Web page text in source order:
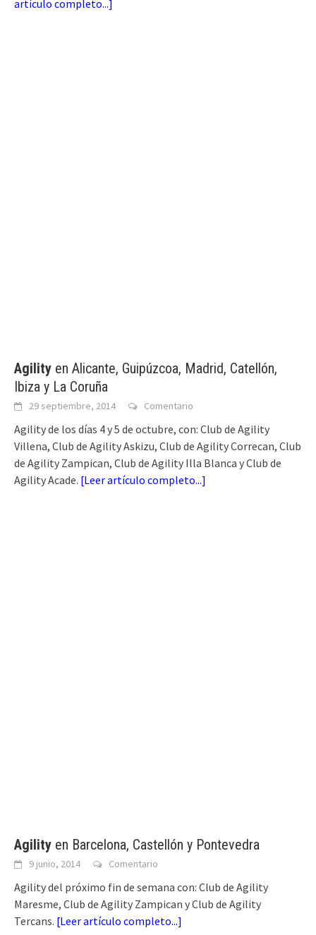
artículo completo...]
Agility en Alicante, Guipúzcoa, Madrid, Catellón,
Ibiza y La Coruña
29 septiembre, 2014 Comentario
Agility de los días 4 y 5 de octubre, con: Club de Agility
Villena, Club de Agility Askizu, Club de Agility Correcan, Club
de Agility Zampican, Club de Agility Illa Blanca y Club de
Agility Acade. [Leer artículo completo...]
Agility en Barcelona, Castellón y Pontevedra
9 junio, 2014 Comentario
Agility del próximo fin de semana con: Club de Agility
Maresme, Club de Agility Zampican y Club de Agility
Tercans. [Leer artículo completo...]